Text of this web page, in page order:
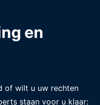
en
of wilt u uw rechten
staan voor u klaar: